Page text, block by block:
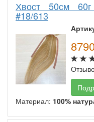
Хвост 50см
#18/613
Материал: 100%